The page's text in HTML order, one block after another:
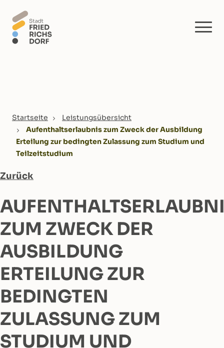
You are here:
Startseite
Leistungsübersicht
Aufenthaltserlaubnis zum Zweck der Ausbildung
Erteilung zur bedingten Zulassung zum Studium und
Teilzeitstudium
Zurück
ZUM ZWECK DER
AUSBILDUNG
ERTEILUNG ZUR
BEDINGTEN
ZULASSUNG ZUM
STUDIUM UND